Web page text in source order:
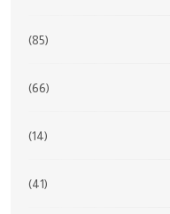
(85)
(66)
(14)
(41)